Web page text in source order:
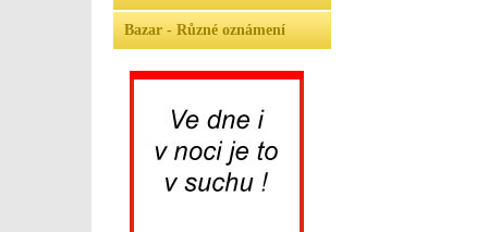
Bazar - Různé oznámení